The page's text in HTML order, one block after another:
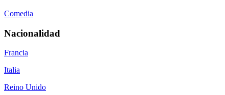
Comedia
Nacionalidad
Francia
Italia
Reino Unido